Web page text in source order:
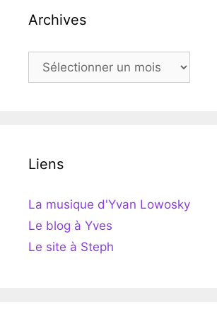
Archives
Archives
Liens
La musique d'Yvan Lowosky
Le blog à Yves
Le site à Steph